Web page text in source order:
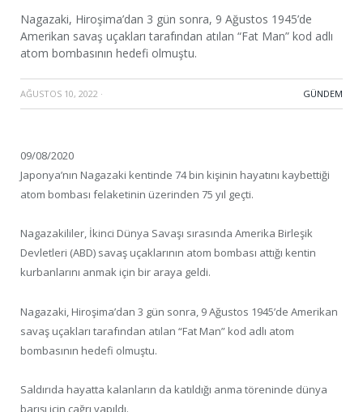
Nagazaki, Hiroşima’dan 3 gün sonra, 9 Ağustos 1945’de
Amerikan savaş uçakları tarafından atılan “Fat Man” kod adlı
atom bombasının hedefi olmuştu.
AĞUSTOS 10, 2022 · GÜNDEM
09/08/2020
Japonya’nın Nagazaki kentinde 74 bin kişinin hayatını kaybettiği
atom bombası felaketinin üzerinden 75 yıl geçti.
Nagazakililer, İkinci Dünya Savaşı sırasında Amerika Birleşik
Devletleri (ABD) savaş uçaklarının atom bombası attığı kentin
kurbanlarını anmak için bir araya geldi.
Nagazaki, Hiroşima’dan 3 gün sonra, 9 Ağustos 1945’de Amerikan
savaş uçakları tarafından atılan “Fat Man” kod adlı atom
bombasının hedefi olmuştu.
Saldırıda hayatta kalanların da katıldığı anma töreninde dünya
barışı için çağrı yapıldı.